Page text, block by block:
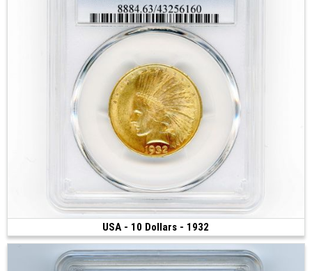
USA - 10 Dollars - 1932
(1932 • Philadelphie • 16.71 g • 27 mm)